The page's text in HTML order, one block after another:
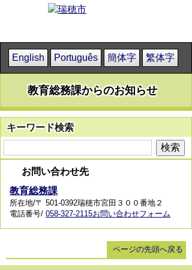
English Português 簡体字 繁体字
教育総務課からのお知らせ
キーワード検索
お問い合わせ先
教育総務課
所在地/〒 501-0392瑞穂市宮田３００番地２
電話番号/ 058-327-2115お問い合わせフォーム
ページの先頭へ戻る